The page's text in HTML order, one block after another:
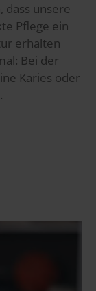
dass unsere
Pflege ein
erhalten
Bei der
Karies oder